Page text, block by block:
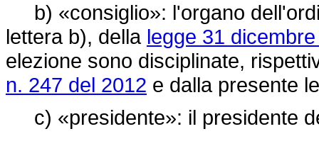
b) «consiglio»: l'organo
lettera b), della legge 31
elezione sono disciplinate,
n. 247 del 2012 e dalla presente
c) «presidente»: il presidente